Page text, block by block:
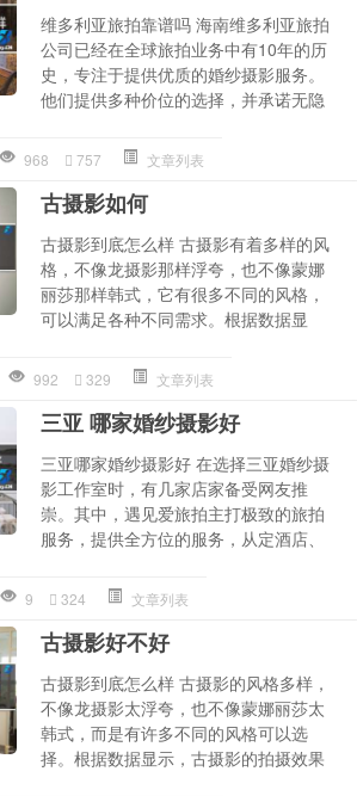
维多利亚旅拍靠谱吗 海南维多利亚旅拍
公司已经在全球旅拍业务中有10年的历
史，专注于提供优质的婚纱摄影服务。
他们提供多种价位的选择，并承诺无隐
968 757 文章列表
古摄影如何
古摄影到底怎么样 古摄影有着多样的风
格，不像龙摄影那样浮夸，也不像蒙娜
丽莎那样韩式，它有很多不同的风格，
可以满足各种不同需求。根据数据显
992 329 文章列表
三亚 哪家婚纱摄影好
三亚哪家婚纱摄影好 在选择三亚婚纱摄
影工作室时，有几家店家备受网友推
崇。其中，遇见爱旅拍主打极致的旅拍
服务，提供全方位的服务，从定酒店、
9 324 文章列表
古摄影好不好
古摄影到底怎么样 古摄影的风格多样，
不像龙摄影太浮夸，也不像蒙娜丽莎太
韩式，而是有许多不同的风格可以选
择。根据数据显示，古摄影的拍摄效果